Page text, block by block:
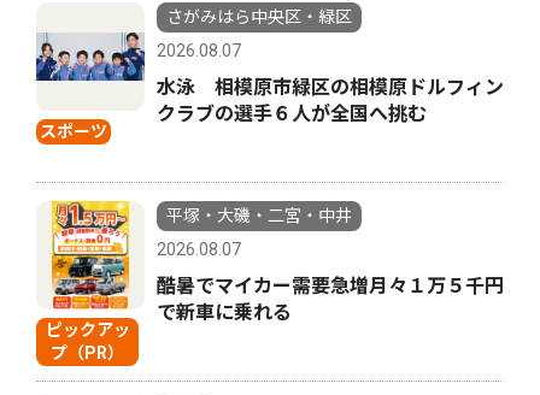
スポーツ
さがみはら中央区・緑区
2026.08.07
水泳 相模原市緑区の相模原ドルフィン
クラブの選手６人が全国へ挑む
ピックアッ
プ（PR）
平塚・大磯・二宮・中井
2026.08.07
酷暑でマイカー需要急増月々１万５千円
で新車に乗れる